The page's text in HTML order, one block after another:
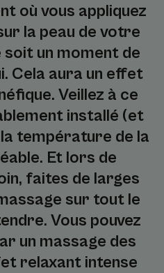
où vous appliquez
la peau de votre
un moment de
Cela aura un effet
Veillez à ce
installé (et
température de la
Et lors de
faites de larges
sur tout le
Vous pouvez
un massage des
relaxant intense